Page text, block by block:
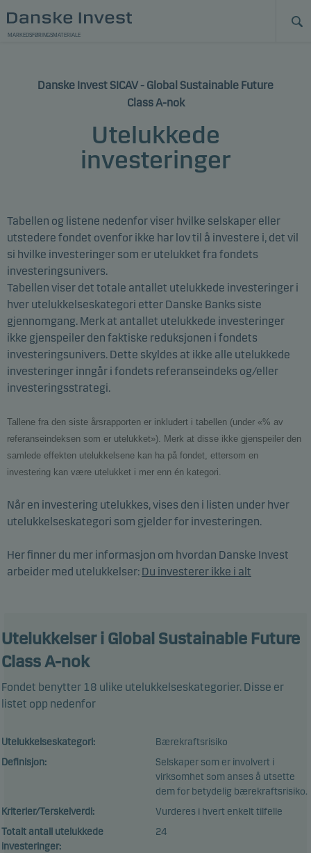
MARKEDSFØRINGSMATERIALE
Danske Invest SICAV - Global Sustainable Future
Class A-nok
Utelukkede
investeringer
Tabellen og listene nedenfor viser hvilke selskaper eller
utstedere fondet ovenfor ikke har lov til å investere i, det vil
si hvilke investeringer som er utelukket fra fondets
investeringsunivers.
Tabellen viser det totale antallet utelukkede investeringer i
hver utelukkelseskategori etter Danske Banks siste
gjennomgang. Merk at antallet utelukkede investeringer
ikke gjenspeiler den faktiske reduksjonen i fondets
investeringsunivers. Dette skyldes at ikke alle utelukkede
investeringer inngår i fondets referanseindeks og/eller
investeringsstrategi.
Tallene fra den siste årsrapporten er inkludert i tabellen (under «% av
referanseindeksen som er utelukket»). Merk at disse ikke gjenspeiler den
samlede effekten utelukkelsene kan ha på fondet, ettersom en
investering kan være utelukket i mer enn én kategori.
Når en investering utelukkes, vises den i listen under hver
utelukkelseskategori som gjelder for investeringen.
Her finner du mer informasjon om hvordan Danske Invest
arbeider med utelukkelser: Du investerer ikke i alt
Utelukkelser i Global Sustainable Future
Class A-nok
Fondet benytter 18 ulike utelukkelseskategorier. Disse er
listet opp nedenfor
Utelukkelseskategori:
Bærekraftsrisiko
Definisjon:
Selskaper som er involvert i
virksomhet som anses å utsette
dem for betydelig bærekraftsrisiko.
Kriterier/Terskelverdi:
Vurderes i hvert enkelt tilfelle
Totalt antall utelukkede
investeringer:
24